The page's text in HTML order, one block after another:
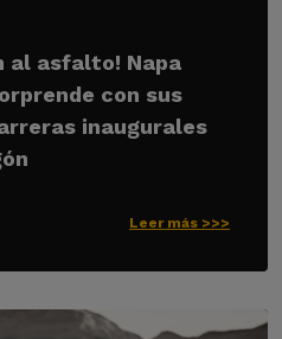
al asfalto! Napa
con sus
inaugurales
Leer más >>>